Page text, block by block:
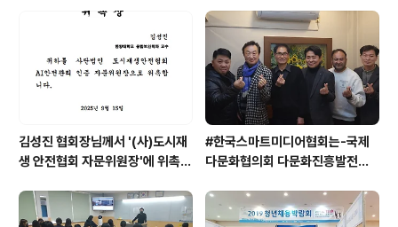
김성진 협회장님께서 '(사)도시재
생 안전협회 자문위원장'에 위촉됨
#한국스마트미디어협회는-국제
다문화협의회 다문화진흥발전을
협약을 체결